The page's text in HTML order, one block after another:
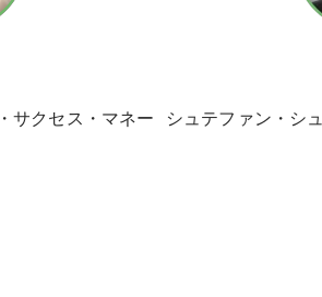
サクセス・マネー
シュテファン・シ